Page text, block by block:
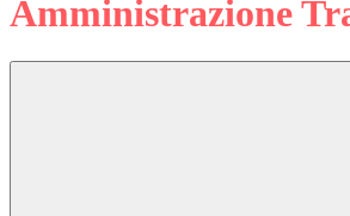
Amministrazione